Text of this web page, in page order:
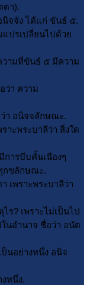
า).
จัง ได้แก่ ขันธ์ ๕.
แปรเปลี่ยนไปด้ว
วามที่ขันธ์ ๕ มีความ
ว่า ความ
า อนิจจลักษณะ.
พระบาลีว่า สิ่งใด
การบีบคั้นเนืองๆ
กขลักษณะ.
ราะพระบาลีว่า
ร? เพราะไม่เป็นไป
นอำนาจ ชื่อว่า อนัต
นอย่างหนึ่ง อนิจ
หนึ่ง.